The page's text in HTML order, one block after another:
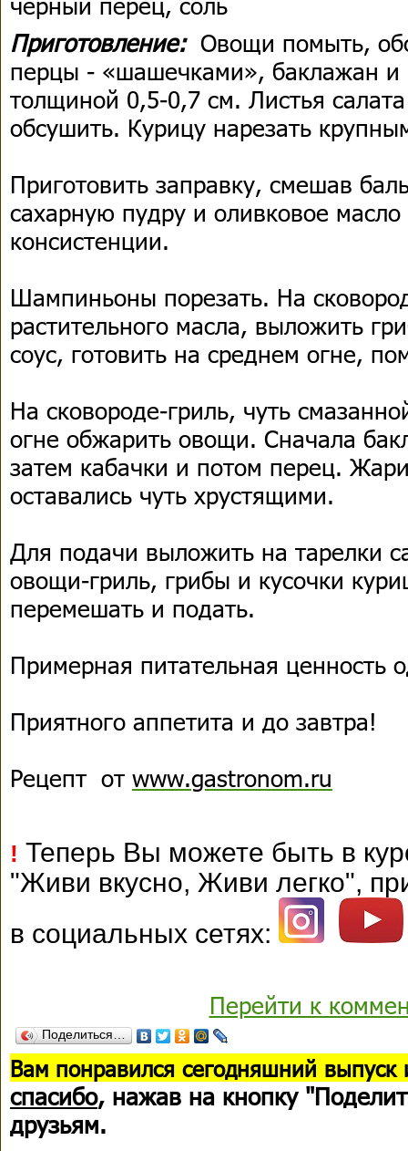
Приготовление: Овощи помыть,
перцы - «шашечками», баклажан
толщиной 0,5-0,7 см. Листья
обсушить. Курицу нарезать
Приготовить заправку, смешав
сахарную пудру и оливковое
консистенции.
Шампиньоны порезать. На
растительного масла, выложить
соус, готовить на среднем огне,
На сковороде-гриль, чуть
огне обжарить овощи. Сначала
затем кабачки и потом перец.
оставались чуть хрустящими.
Для подачи выложить на тарелки
овощи-гриль, грибы и кусочки
перемешать и подать.
Примерная питательная ценность
Приятного аппетита и до завтра!
Рецепт от www.gastronom.ru
! Теперь Вы можете быть в
"Живи вкусно, Живи легко",
в социальных сетях:
Перейти к
Поделиться…
Вам понравился сегодняшний выпуск
спасибо, нажав на кнопку
друзьям.